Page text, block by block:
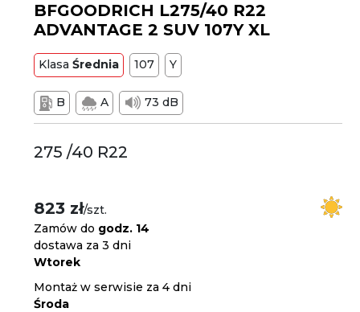
BFGOODRICH L275/40 R22
ADVANTAGE 2 SUV 107Y XL
KlasaŚrednia 107 Y
B A 73 dB
275 /40 R22
823 zł/szt.
Zamów do godz. 14
dostawa za 3 dni
Wtorek
Montaż w serwisie za 4 dni
Środa